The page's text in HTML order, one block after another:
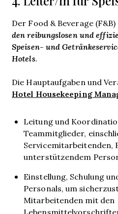
Der Food & Beverage
den reibungslosen und
Speisen- und
Hotels.
Die Hauptaufgaben und
Hotel Housekeeping
Leitung und
Teammitglieder,
Servicemitarbeitenden,
unterstützendem
Einstellung, Schulung
Personals, um
Mitarbeitenden mit den